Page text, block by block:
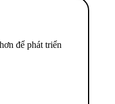
để phát triển